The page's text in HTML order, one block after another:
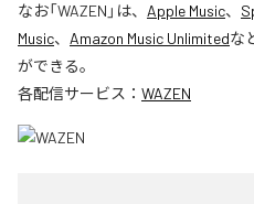
なお「WAZEN 」は、 Apple Music、
Music、 Amazon Music Unlimitedな
ができる。
各配信サービス： WAZEN